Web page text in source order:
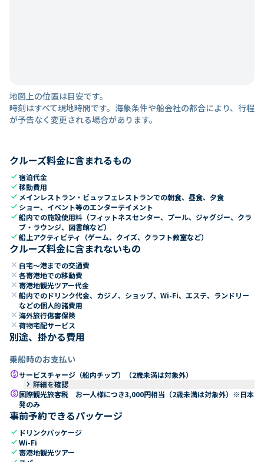
地図上の位置は目安です。
時刻はすべて現地時間です。海象条件や船会社の都合により、行程
が予告なく変更される場合があります。
クルーズ料金に含まれるもの
check宿泊代金
check移動費用
check メインレストラン・ビュッフェレストランでの朝食、昼食、夕食
check ショー、イベント等のエンターテイメント
check船内での施設使用料（フィットネスセンター、プール、ジャグジー、クラ
ブ・ラウンジ、図書館など）
check船上アクティビティ（ゲーム、クイズ、クラフト教室など）
クルーズ料金に含まれないもの
close 自宅～港までの交通費
close 各寄港地での移動費
close 寄港地観光ツアー代金
close 船内でのドリンク代金、カジノ、ショップ、Wi-Fi、エステ、ランドリー
などの個人的諸費用
close 海外旅行傷害保険
close 荷物宅配サービス
別途、掛かる費用
乗船時のお支払い
paidサービスチャージ（船内チップ）（2歳未満は対象外）
keyboard_arrow_right 詳細を確認
paid国際観光旅客税 お一人様につき3,000円相当（2歳未満は対象外）※日本
発のみ
事前予約できるパッケージ
check ドリンクパッケージ
checkWi-Fi
check寄港地観光ツアー